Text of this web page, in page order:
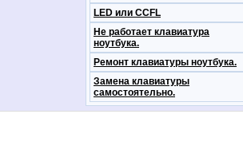
LED или CCFL
Не работает клавиатура
ноутбука.
Ремонт клавиатуры ноутбука.
Замена клавиатуры
самостоятельно.